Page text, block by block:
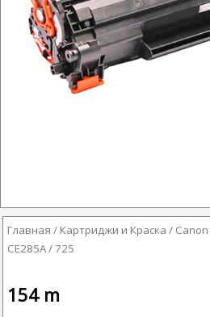
Главная / Картриджи и Краска / Canon
CE285A / 725
154 m